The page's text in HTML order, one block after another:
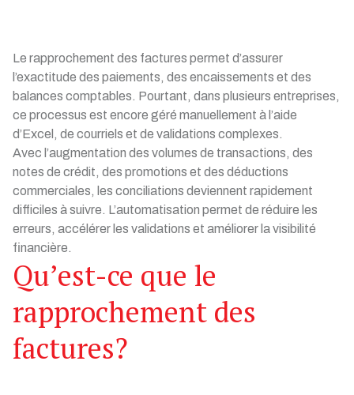
Le rapprochement des factures permet d’assurer
l’exactitude des paiements, des encaissements et des
balances comptables. Pourtant, dans plusieurs entreprises,
ce processus est encore géré manuellement à l’aide
d’Excel, de courriels et de validations complexes.
Avec l’augmentation des volumes de transactions, des
notes de crédit, des promotions et des déductions
commerciales, les conciliations deviennent rapidement
difficiles à suivre. L’automatisation permet de réduire les
erreurs, accélérer les validations et améliorer la visibilité
financière.
Qu’est-ce que le
rapprochement des
factures?